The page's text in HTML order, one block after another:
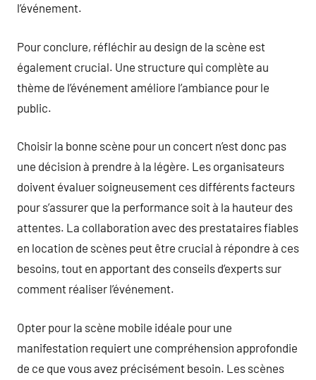
l’événement.
Pour conclure, réfléchir au design de la scène est
également crucial. Une structure qui complète au
thème de l’événement améliore l’ambiance pour le
public.
Choisir la bonne scène pour un concert n’est donc pas
une décision à prendre à la légère. Les organisateurs
doivent évaluer soigneusement ces différents facteurs
pour s’assurer que la performance soit à la hauteur des
attentes. La collaboration avec des prestataires fiables
en location de scènes peut être crucial à répondre à ces
besoins, tout en apportant des conseils d’experts sur
comment réaliser l’événement.
Opter pour la scène mobile idéale pour une
manifestation requiert une compréhension approfondie
de ce que vous avez précisément besoin. Les scènes